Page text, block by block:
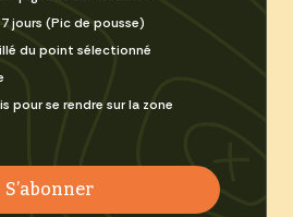
jours (Pic de pousse)
du point sélectionné
pour se rendre sur la zone
S’abonner